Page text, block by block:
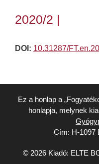
2020/2 |
DOI: 10.31287/
Ez a honlap a
honlapja, melynek
Cím: H-1097
© 2026 Kiadó: ELTE